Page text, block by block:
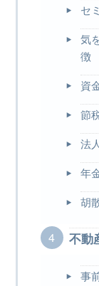
セ
気
徴
資
節
法
年
胡
不動
事